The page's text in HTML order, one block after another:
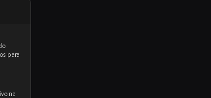
do
para
na